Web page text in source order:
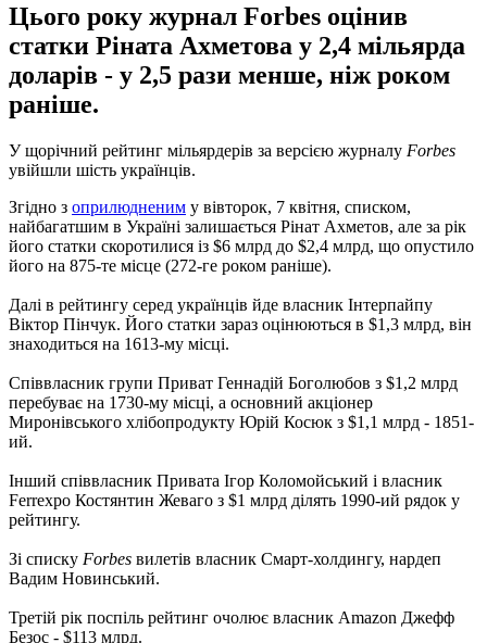
Цього року журнал Forbes оцінив
статки Ріната Ахметова у 2,4 мільярда
доларів - у 2,5 рази менше, ніж роком
раніше.
У щорічний рейтинг мільярдерів за версією журналу Forbes
увійшли шість українців.
Згідно з оприлюдненим у вівторок, 7 квітня, списком,
найбагатшим в Україні залишається Рінат Ахметов, але за рік
його статки скоротилися із $6 млрд до $2,4 млрд, що опустило
його на 875-те місце (272-ге роком раніше).
Далі в рейтингу серед українців йде власник Інтерпайпу
Віктор Пінчук. Його статки зараз оцінюються в $1,3 млрд, він
знаходиться на 1613-му місці.
Співвласник групи Приват Геннадій Боголюбов з $1,2 млрд
перебуває на 1730-му місці, а основний акціонер
Миронівського хлібопродукту Юрій Косюк з $1,1 млрд - 1851-
ий.
Інший співвласник Привата Ігор Коломойський і власник
Ferrexpo Костянтин Жеваго з $1 млрд ділять 1990-ий рядок у
рейтингу.
Зі списку Forbes вилетів власник Смарт-холдингу, нардеп
Вадим Новинський.
Третій рік поспіль рейтинг очолює власник Amazon Джефф
Безос - $113 млрд.